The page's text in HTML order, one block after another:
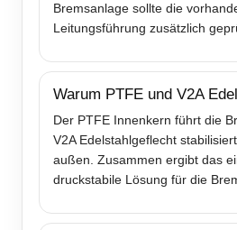
Bremsanlage sollte die
Leitungsführung zusätzlich
Warum PTFE und V2A
Der PTFE Innenkern führt die
V2A Edelstahlgeflecht
außen. Zusammen ergibt das
druckstabile Lösung für die